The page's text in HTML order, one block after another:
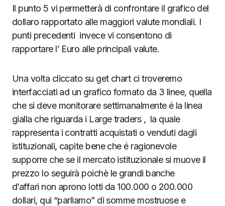
Il punto 5 vi permetterà di confrontare il grafico del
dollaro rapportato alle maggiori valute mondiali. I
punti precedenti invece vi consentono di
rapportare l’ Euro alle principali valute.
Una volta cliccato su get chart ci troveremo
interfacciati ad un grafico formato da 3 linee, quella
che si deve monitorare settimanalmente é la linea
gialla che riguarda i Large traders , la quale
rappresenta i contratti acquistati o venduti dagli
istituzionali, capite bene che é ragionevole
supporre che se il mercato istituzionale si muove il
prezzo lo seguirà poichè le grandi banche
d’affari non aprono lotti da 100.000 o 200.000
dollari, qui “parliamo” di somme mostruose e